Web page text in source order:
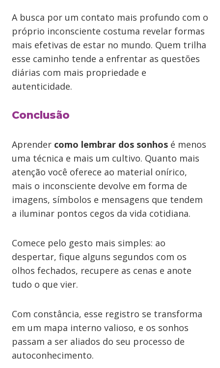
A busca por um contato mais profundo com o
próprio inconsciente costuma revelar formas
mais efetivas de estar no mundo. Quem trilha
esse caminho tende a enfrentar as questões
diárias com mais propriedade e
autenticidade.
Conclusão
Aprender como lembrar dos sonhos é menos
uma técnica e mais um cultivo. Quanto mais
atenção você oferece ao material onírico,
mais o inconsciente devolve em forma de
imagens, símbolos e mensagens que tendem
a iluminar pontos cegos da vida cotidiana.
Comece pelo gesto mais simples: ao
despertar, fique alguns segundos com os
olhos fechados, recupere as cenas e anote
tudo o que vier.
Com constância, esse registro se transforma
em um mapa interno valioso, e os sonhos
passam a ser aliados do seu processo de
autoconhecimento.